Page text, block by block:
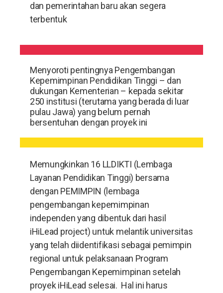
dan pemerintahan baru akan segera
terbentuk
Menyoroti pentingnya Pengembangan
Kepemimpinan Pendidikan Tinggi – dan
dukungan Kementerian – kepada sekitar
250 institusi (terutama yang berada di luar
pulau Jawa) yang belum pernah
bersentuhan dengan proyek ini
Memungkinkan 16 LLDIKTI (Lembaga
Layanan Pendidikan Tinggi) bersama
dengan PEMIMPIN (lembaga
pengembangan kepemimpinan
independen yang dibentuk dari hasil
iHiLead project) untuk melantik universitas
yang telah diidentifikasi sebagai pemimpin
regional untuk pelaksanaan Program
Pengembangan Kepemimpinan setelah
proyek iHiLead selesai. Hal ini harus